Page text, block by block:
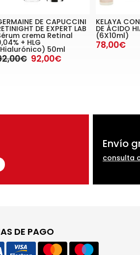
DE CAPUCCINI
DE EXPERT LAB
crema Retinal
+ HLG
50ml
92,00€
KELAYA
DE ÁCIDO
(6X10ml)
78,00€
Envío
consulta
DE PAGO